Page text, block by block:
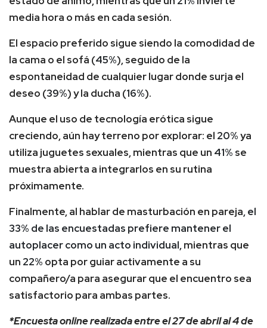
media hora o más en cada sesión.
El espacio preferido sigue siendo la comodidad de
la cama o el sofá (45%), seguido de la
espontaneidad de cualquier lugar donde surja el
deseo (39%) y la ducha (16%).
Aunque el uso de tecnología erótica sigue
creciendo, aún hay terreno por explorar: el 20%ya
utiliza juguetes sexuales, mientras que un 41% se
muestra abierta a integrarlos en su rutina
próximamente.
Finalmente, al hablar de masturbación en pareja, el
33% de las encuestadas prefiere mantener el
autoplacer como un acto individual,mientras que
un 22% opta por guiar activamente a su
compañero/a para asegurar que el encuentro sea
satisfactorio para ambas partes.
*Encuesta online realizada entre el 27 de abril al 4 de